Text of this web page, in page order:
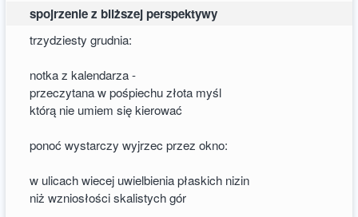
spojrzenie z bliższej perspektywy
trzydziesty grudnia:
notka z kalendarza -
przeczytana w pośpiechu złota myśl
którą nie umiem się kierować
ponoć wystarczy wyjrzec przez okno:
w ulicach wiecej uwielbienia płaskich nizin
niż wzniosłości skalistych gór